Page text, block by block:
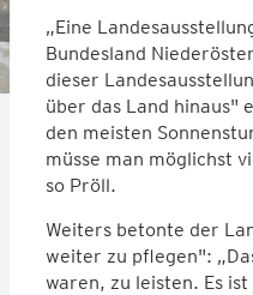
„Eine
Bundesland
dieser
über das Land hinaus"
den meisten
müsse man möglichst
so Pröll.
Weiters betonte der
weiter zu pflegen":
waren, zu leisten. Es